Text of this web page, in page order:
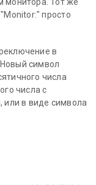
просто
в
символ
числа
числа с
в виде символа